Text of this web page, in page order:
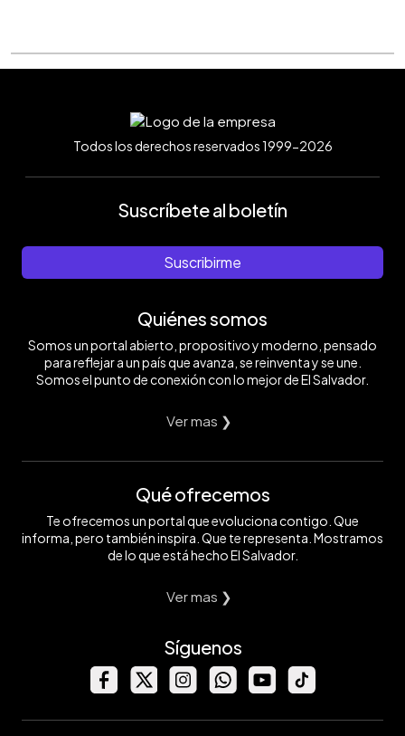
Todos los derechos reservados 1999-2026
Suscríbete al boletín
Suscribirme
Quiénes somos
Somos un portal abierto, propositivo y moderno, pensado
para reflejar a un país que avanza, se reinventa y se une.
Somos el punto de conexión con lo mejor de El Salvador.
Ver mas ❯
Qué ofrecemos
Te ofrecemos un portal que evoluciona contigo. Que
informa, pero también inspira. Que te representa. Mostramos
de lo que está hecho El Salvador.
Ver mas ❯
Síguenos